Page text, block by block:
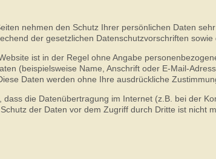
nehmen den Schutz Ihrer persönlichen Daten
der gesetzlichen Datenschutzvorschriften sowie
ist in der Regel ohne Angabe
(beispielsweise Name, Anschrift oder E-Mail-
Daten werden ohne Ihre ausdrückliche
dass die Datenübertragung im Internet (z.B. bei der
der Daten vor dem Zugriff durch Dritte ist nicht